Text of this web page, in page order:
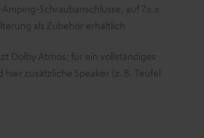
Schraubanschlüsse, auf 7.x.x
als Zubehör erhältlich
Dolby Atmos; für ein vollständiges
hier zusätzliche Speaker (z. B. Teufel